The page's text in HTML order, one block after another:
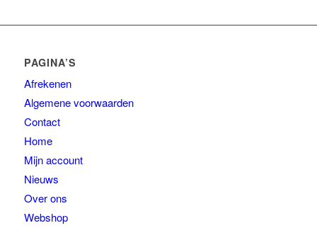
PAGINA’S
Afrekenen
Algemene voorwaarden
Contact
Home
Mijn account
Nieuws
Over ons
Webshop